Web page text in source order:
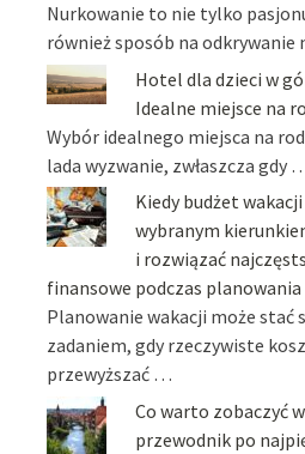
Nurkowanie to nie tylko
również sposób na odkrywanie
Hotel dla dzieci w
Idealne miejsce na
Wybór idealnego miejsca na
lada wyzwanie, zwłaszcza gdy
Kiedy budżet
wybranym
i rozwiązać
finansowe podczas
Planowanie wakacji może stać
zadaniem, gdy rzeczywiste
przewyższać …
Co warto zobaczyć
przewodnik po